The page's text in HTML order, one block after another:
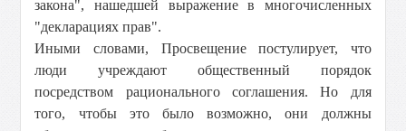
закона", нашедшей выражение в многочисленных
"декларациях прав".
Иными словами, Просвещение постулирует, что
люди учреждают общественный порядок
посредством рационального соглашения. Но для
того, чтобы это было возможно, они должны